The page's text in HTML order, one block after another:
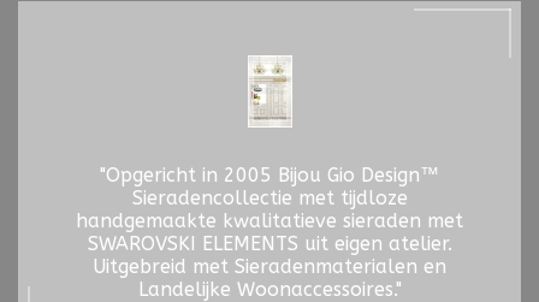
"Opgericht in 2005 Bijou Gio Design™
Sieradencollectie met tijdloze
handgemaakte kwalitatieve sieraden met
SWAROVSKI ELEMENTS uit eigen atelier.
Uitgebreid met Sieradenmaterialen en
Landelijke Woonaccessoires."